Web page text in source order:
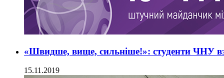
«Швидше, вище, сильніше!»: студенти ЧНУ
15.11.2019